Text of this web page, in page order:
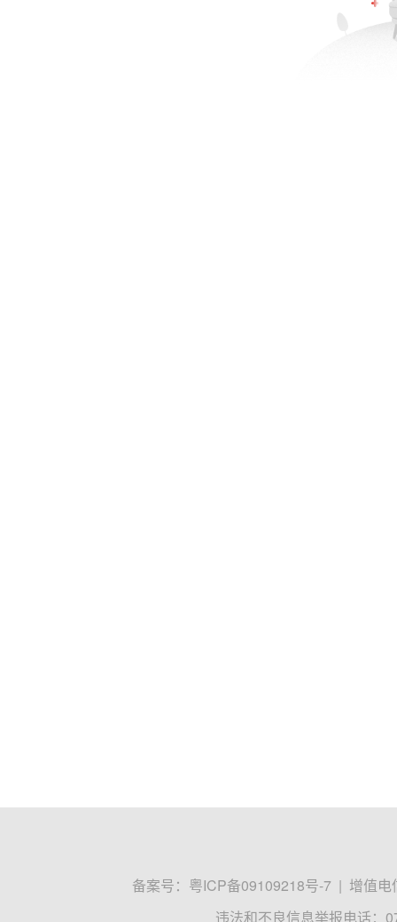
备案号： 粤ICP备09109218号-7 | 增值电
违法和不良信息举报电话：